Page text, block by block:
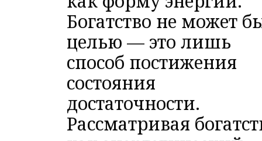
Богатство не может
целью — это лишь
способ постижения
состояния
достаточности.
Рассматривая